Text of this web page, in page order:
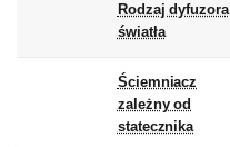
Rodzaj dyfuzora
światła
Ściemniacz
zależny od
statecznika